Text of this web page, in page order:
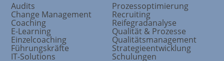
Audits
Change Management
Coaching
E-Learning
Einzelcoaching
Führungskräfte
IT-Solutions
Prozessoptimierung
Recruiting
Reifegradanalyse
Qualität & Prozesse
Qualitätsmanagement
Strategieentwicklung
Schulungen